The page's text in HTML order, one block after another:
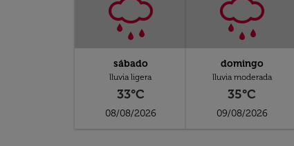
sábado
lluvia ligera
33°C
08/08/2026
domingo
lluvia moderada
35°C
09/08/2026